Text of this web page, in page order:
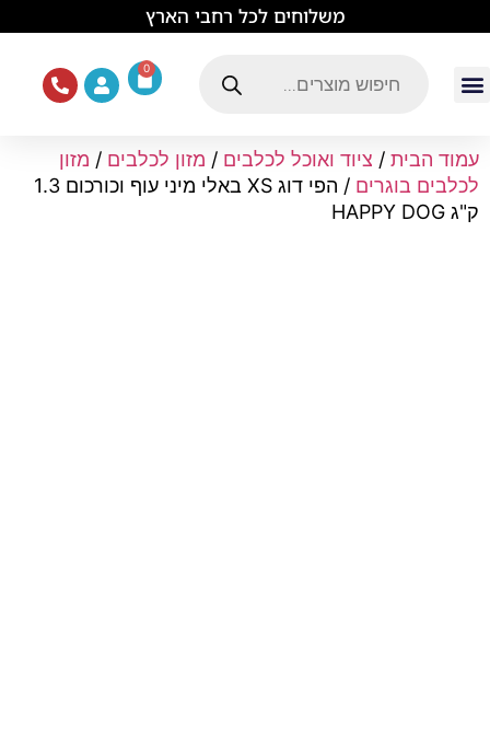
משלוחים לכל רחבי הארץ
0
עמוד הבית / ציוד ואוכל לכלבים / מזון לכלבים / מזון
לכלבים בוגרים
/ הפי דוג XS באלי מיני עוף וכורכום 1.3
ק"ג HAPPY DOG